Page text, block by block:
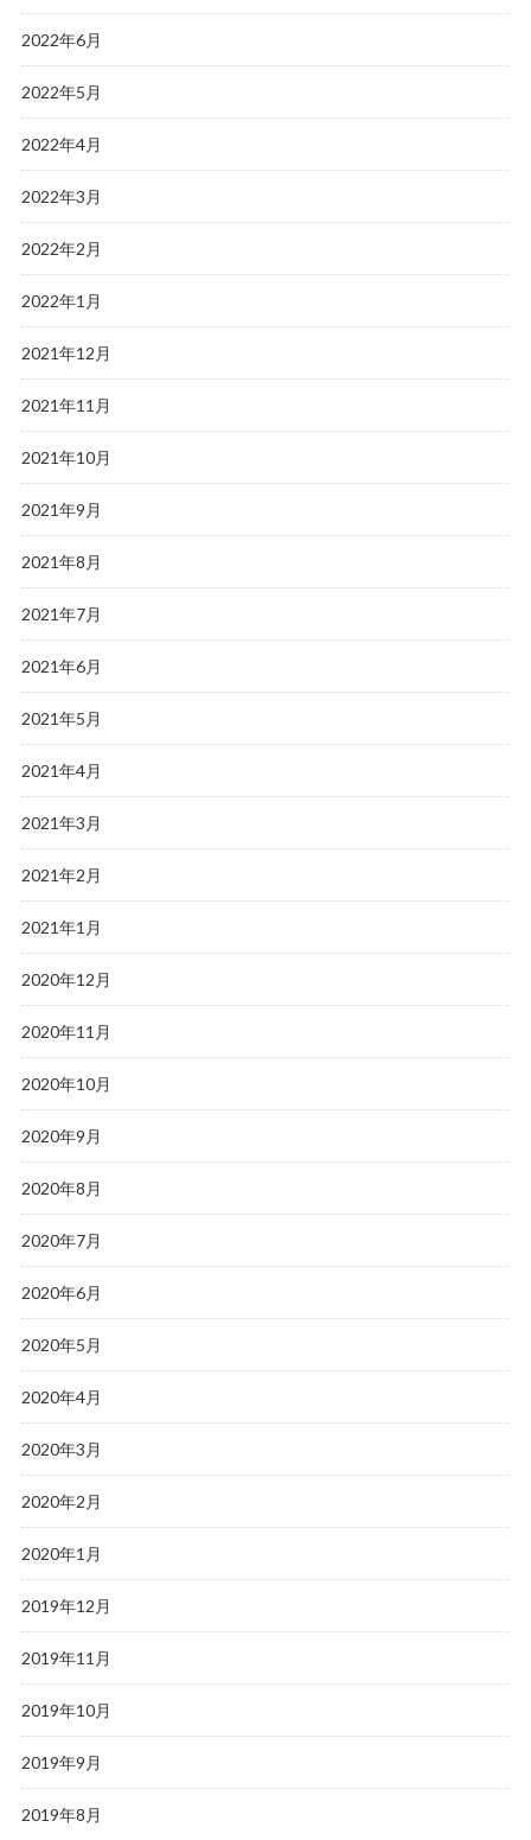
2022年6月
2022年5月
2022年4月
2022年3月
2022年2月
2022年1月
2021年12月
2021年11月
2021年10月
2021年9月
2021年8月
2021年7月
2021年6月
2021年5月
2021年4月
2021年3月
2021年2月
2021年1月
2020年12月
2020年11月
2020年10月
2020年9月
2020年8月
2020年7月
2020年6月
2020年5月
2020年4月
2020年3月
2020年2月
2020年1月
2019年12月
2019年11月
2019年10月
2019年9月
2019年8月